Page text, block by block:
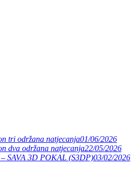
tri održana natjecanja01/06/2026
dva održana natjecanja22/05/2026
SAVA 3D POKAL (S3DP)03/02/2026